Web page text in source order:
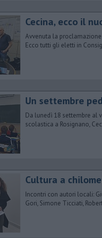
Cecina, ecco il
Avvenuta la
Ecco tutti gli eletti in
Un settembre
Da lunedì 18 settembre al
scolastica a Rosignano,
Cultura a
Incontri con autori locali:
Gori, Simone Ticciati,